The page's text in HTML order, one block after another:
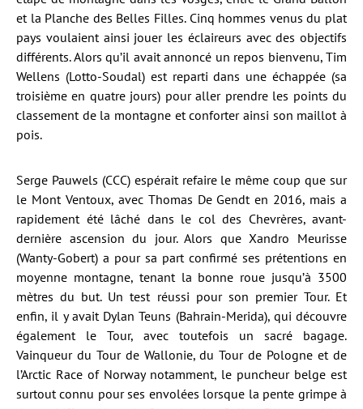
et la Planche des Belles Filles. Cinq hommes venus du plat
pays voulaient ainsi jouer les éclaireurs avec des objectifs
différents. Alors qu’il avait annoncé un repos bienvenu, Tim
Wellens (Lotto-Soudal) est reparti dans une échappée (sa
troisième en quatre jours) pour aller prendre les points du
classement de la montagne et conforter ainsi son maillot à
pois.
Serge Pauwels (CCC) espérait refaire le même coup que sur
le Mont Ventoux, avec Thomas De Gendt en 2016, mais a
rapidement été lâché dans le col des Chevrères, avant-
dernière ascension du jour. Alors que Xandro Meurisse
(Wanty-Gobert) a pour sa part confirmé ses prétentions en
moyenne montagne, tenant la bonne roue jusqu’à 3500
mètres du but. Un test réussi pour son premier Tour. Et
enfin, il y avait Dylan Teuns (Bahrain-Merida), qui découvre
également le Tour, avec toutefois un sacré bagage.
Vainqueur du Tour de Wallonie, du Tour de Pologne et de
l’Arctic Race of Norway notamment, le puncheur belge est
surtout connu pour ses envolées lorsque la pente grimpe à